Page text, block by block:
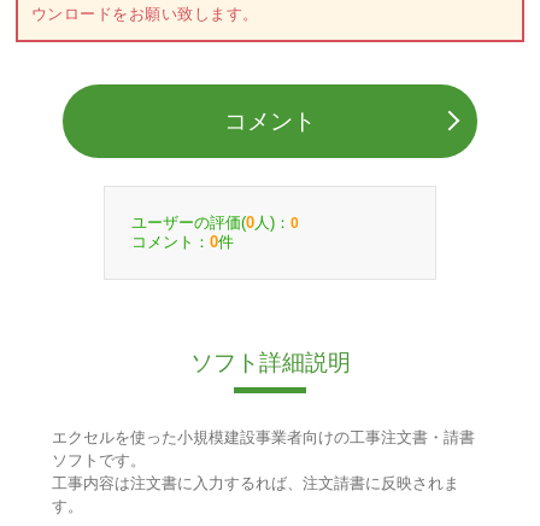
ウンロードをお願い致します。
コメント
ユーザーの評価(0 人)： 0
コメント： 0件
ソフト詳細説明
エクセルを使った小規模建設事業者向けの工事注文書・請書
ソフトです。
工事内容は注文書に入力するれば、注文請書に反映されま
す。